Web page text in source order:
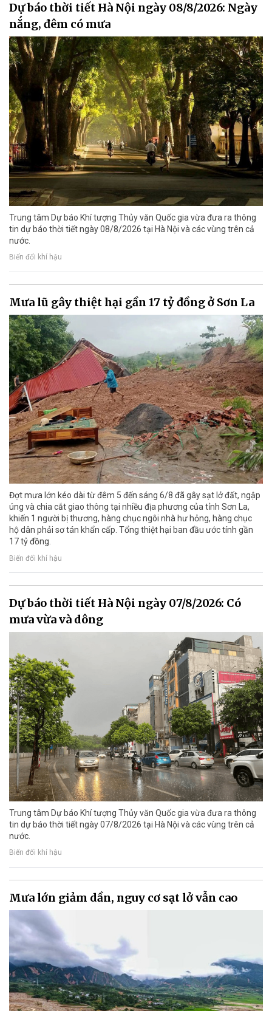
Dự báo thời tiết Hà Nội ngày 08/8/2026: Ngày
nắng, đêm có mưa
Trung tâm Dự báo Khí tượng Thủy văn Quốc gia vừa đưa ra thông
tin dự báo thời tiết ngày 08/8/2026 tại Hà Nội và các vùng trên cả
nước.
Biến đổi khí hậu
Mưa lũ gây thiệt hại gần 17 tỷ đồng ở Sơn La
Đợt mưa lớn kéo dài từ đêm 5 đến sáng 6/8 đã gây sạt lở đất, ngập
úng và chia cắt giao thông tại nhiều địa phương của tỉnh Sơn La,
khiến 1 người bị thương, hàng chục ngôi nhà hư hỏng, hàng chục
hộ dân phải sơ tán khẩn cấp. Tổng thiệt hại ban đầu ước tính gần
17 tỷ đồng.
Biến đổi khí hậu
Dự báo thời tiết Hà Nội ngày 07/8/2026: Có
mưa vừa và dông
Trung tâm Dự báo Khí tượng Thủy văn Quốc gia vừa đưa ra thông
tin dự báo thời tiết ngày 07/8/2026 tại Hà Nội và các vùng trên cả
nước.
Biến đổi khí hậu
Mưa lớn giảm dần, nguy cơ sạt lở vẫn cao